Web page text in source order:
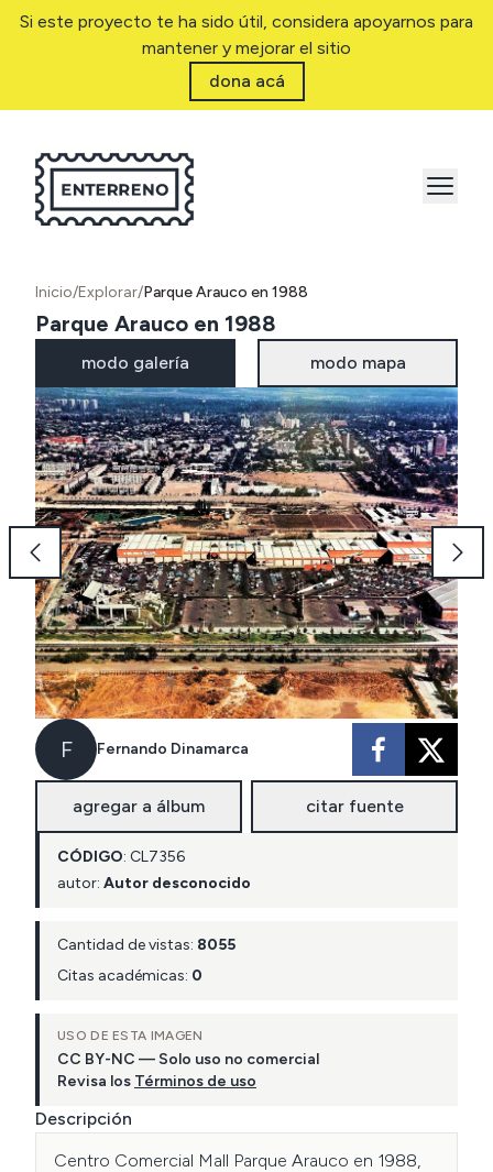
Si este proyecto te ha sido útil, considera apoyarnos para
mantener y mejorar el sitio
dona acá
Inicio/Explorar/Parque Arauco en 1988
Parque Arauco en 1988
modo galería modo mapa
F Fernando Dinamarca
agregar a álbum citar fuente
CÓDIGO: CL7356
autor: Autor desconocido
Cantidad de vistas: 8055
Citas académicas: 0
USO DE ESTA IMAGEN
CC BY-NC — Solo uso no comercial
Revisa los Términos de uso
Descripción
Centro Comercial Mall Parque Arauco en 1988,